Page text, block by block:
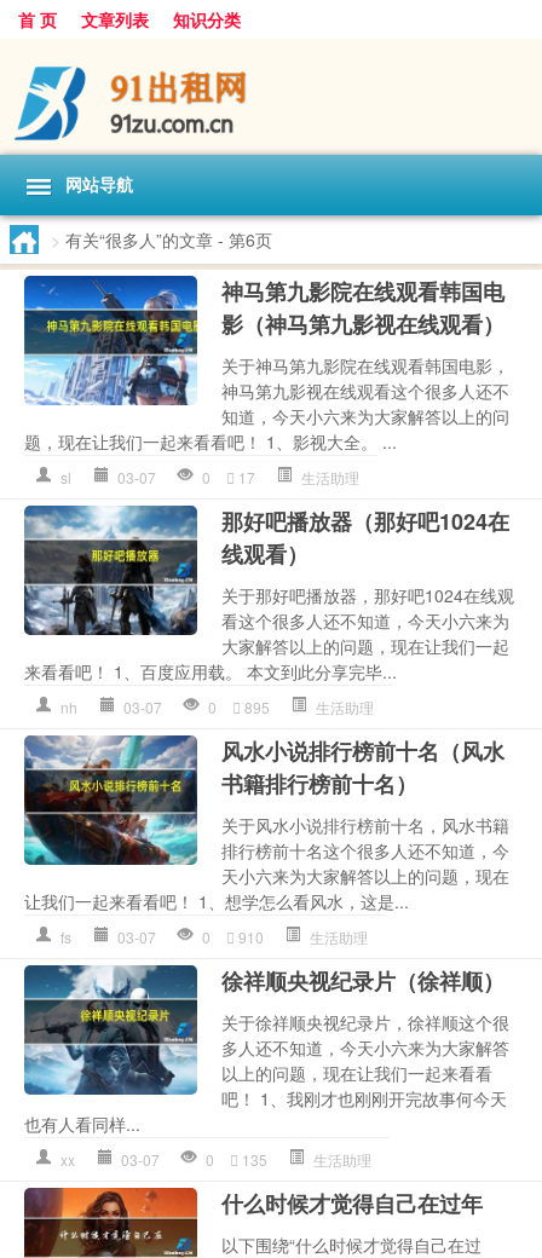
首 页 文章列表 知识分类
网站导航
> 有关“很多人”的文章 - 第6页
神马第九影院在线观看韩国电
影（神马第九影视在线观看）
关于神马第九影院在线观看韩国电影，
神马第九影视在线观看这个很多人还不
知道，今天小六来为大家解答以上的问
题，现在让我们一起来看看吧！ 1、影视大全。 ...
sl 03-07 0 17 生活助理
那好吧播放器（那好吧1024在
线观看）
关于那好吧播放器，那好吧1024在线观
看这个很多人还不知道，今天小六来为
大家解答以上的问题，现在让我们一起
来看看吧！ 1、百度应用载。 本文到此分享完毕...
nh 03-07 0 895 生活助理
风水小说排行榜前十名（风水
书籍排行榜前十名）
关于风水小说排行榜前十名，风水书籍
排行榜前十名这个很多人还不知道，今
天小六来为大家解答以上的问题，现在
让我们一起来看看吧！ 1、想学怎么看风水，这是...
fs 03-07 0 910 生活助理
徐祥顺央视纪录片（徐祥顺）
关于徐祥顺央视纪录片，徐祥顺这个很
多人还不知道，今天小六来为大家解答
以上的问题，现在让我们一起来看看
吧！ 1、我刚才也刚刚开完故事何今天
也有人看同样...
xx 03-07 0 135 生活助理
什么时候才觉得自己在过年
以下围绕“什么时候才觉得自己在过